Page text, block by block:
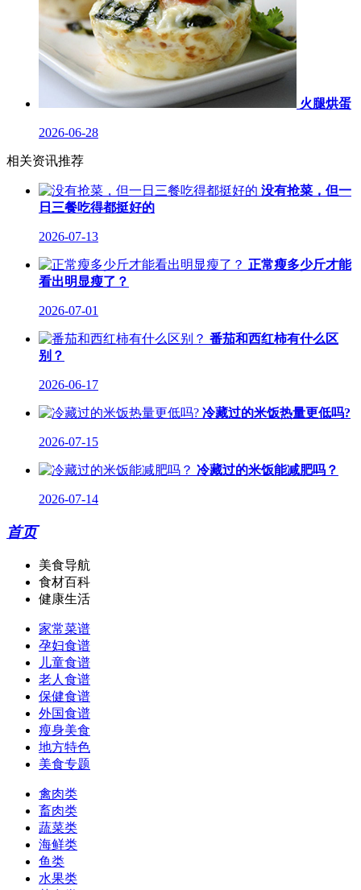
火腿烘蛋
2026-06-28
相关资讯推荐
没有抢菜，但一
日三餐吃得都挺好的
2026-07-13
正常瘦多少斤才能
看出明显瘦了？
2026-07-01
番茄和西红柿有什么区
别？
2026-06-17
冷藏过的米饭热量更低吗?
2026-07-15
冷藏过的米饭能减肥吗？
2026-07-14
首页
美食导航
食材百科
健康生活
家常菜谱
孕妇食谱
儿童食谱
老人食谱
保健食谱
外国食谱
瘦身美食
地方特色
美食专题
禽肉类
畜肉类
蔬菜类
海鲜类
鱼类
水果类